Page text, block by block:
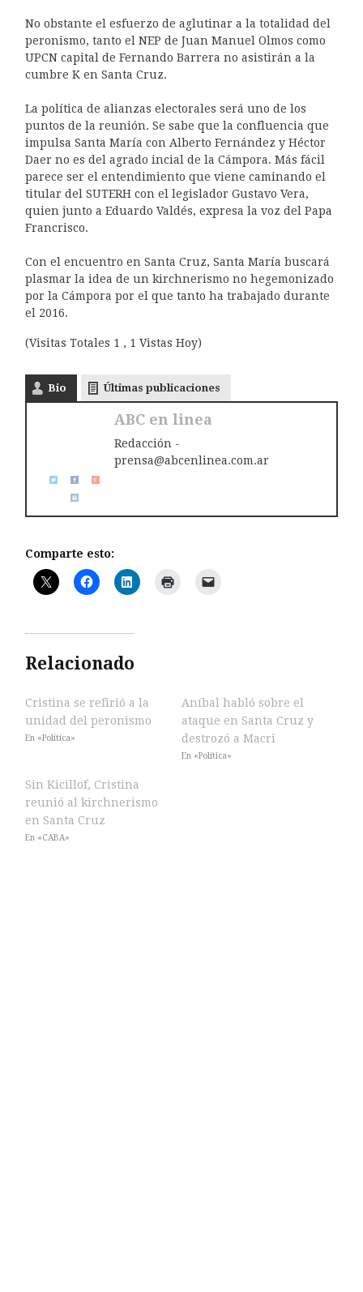
No obstante el esfuerzo de aglutinar a la totalidad del
peronismo, tanto el NEP de Juan Manuel Olmos como
UPCN capital de Fernando Barrera no asistirán a la
cumbre K en Santa Cruz.
La política de alianzas electorales será uno de los
puntos de la reunión. Se sabe que la confluencia que
impulsa Santa María con Alberto Fernández y Héctor
Daer no es del agrado incial de la Cámpora. Más fácil
parece ser el entendimiento que viene caminando el
titular del SUTERH con el legislador Gustavo Vera,
quien junto a Eduardo Valdés, expresa la voz del Papa
Francrisco.
Con el encuentro en Santa Cruz, Santa María buscará
plasmar la idea de un kirchnerismo no hegemonizado
por la Cámpora por el que tanto ha trabajado durante
el 2016.
(Visitas Totales 1 , 1 Vistas Hoy)
Bio Últimas publicaciones
ABC en linea
Redacción -
prensa@abcenlinea.com.ar
Comparte esto:
Relacionado
Cristina se refirió a la
unidad del peronismo
En «Política»
Aníbal habló sobre el
ataque en Santa Cruz y
destrozó a Macri
En «Política»
Sin Kicillof, Cristina
reunió al kirchnerismo
en Santa Cruz
En «CABA»